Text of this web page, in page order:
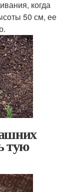
когда
50 см, ее
тую